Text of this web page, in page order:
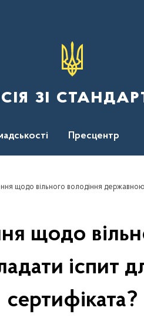
зі
Пресцентр
щодо
іспит
сертифіката?